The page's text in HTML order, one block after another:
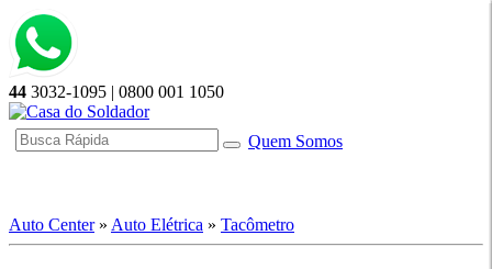
44 3032-1095 | 0800 001 1050
Quem Somos
Auto Center» Auto Elétrica » Tacômetro